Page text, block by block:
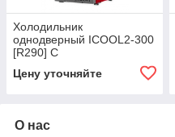
Холодильник
однодверный ICOOL2-300
[R290] C
Цену уточняйте
О нас